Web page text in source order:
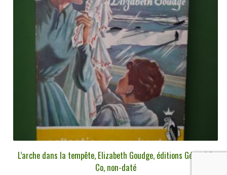
L’arche dans la tempête, Elizabeth Goudge, éditions Gérard &
Co, non-daté